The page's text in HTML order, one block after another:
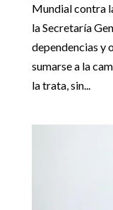
Mundial contra
la Secretaría
dependencias y
sumarse a la
la trata, sin...